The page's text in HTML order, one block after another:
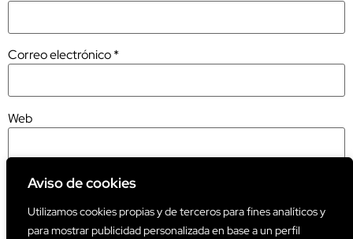
Aviso de cookies
Utilizamos cookies propias y de terceros para fines analíticos y
para mostrar publicidad personalizada en base a un perfil
Correo electrónico*
Web
Este sitio usa Akismet para reducir el spam.
Aprende cómo se